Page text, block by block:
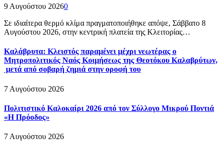
9 Αυγούστου 20260
Σε ιδιαίτερα θερμό κλίμα πραγματοποιήθηκε απόψε, Σάββατο 8
Αυγούστου 2026, στην κεντρική πλατεία της Κλειτορίας…
Καλάβρυτα: Κλειστός παραμένει μέχρι νεωτέρας ο
Μητροπολιτικός Ναός Κοιμήσεως της Θεοτόκου Καλαβρύτων,
μετά από σοβαρή ζημιά στην οροφή του
7 Αυγούστου 2026
Πολιτιστικό Καλοκαίρι 2026 από τον Σύλλογο Μικρού Ποντιά
«Η Πρόοδος»
7 Αυγούστου 2026